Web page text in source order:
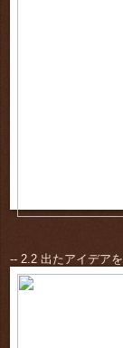
-- 2.2 出たアイデア